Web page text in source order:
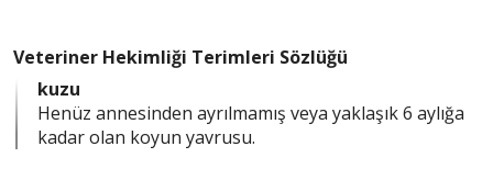
Veteriner Hekimliği Terimleri Sözlüğü
kuzu
Henüz annesinden ayrılmamış veya yaklaşık 6 aylığa
kadar olan koyun yavrusu.